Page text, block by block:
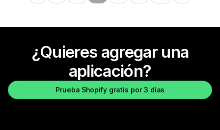
¿Quieres agregar una
aplicación?
Prueba Shopify gratis por 3 días